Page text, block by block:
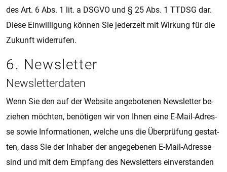
des Art. 6 Abs. 1 lit. a DSGVO und § 25 Abs. 1 TTDSG dar.
Diese Ein­wil­li­gung kön­nen Sie je­der­zeit mit Wir­kung für die
Zu­kunft wi­der­ru­fen.
6. Newslet­ter
Newslet­ter­­da­ten
Wenn Sie den auf der Web­si­te an­ge­bo­te­nen Newslet­ter be­
zie­hen möch­ten, be­nö­ti­gen wir von Ihnen eine E-Mail-Adres­
se sowie In­for­ma­ti­o­nen, wel­che uns die Über­prü­fung ge­stat­
ten, dass Sie der In­ha­ber der an­ge­ge­be­nen E-Mail-Adres­se
sind und mit dem Emp­fang des Newslet­ters ein­ver­stan­den